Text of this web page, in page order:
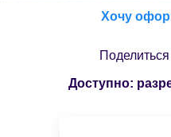
Хочу
Поделиться
Доступно: